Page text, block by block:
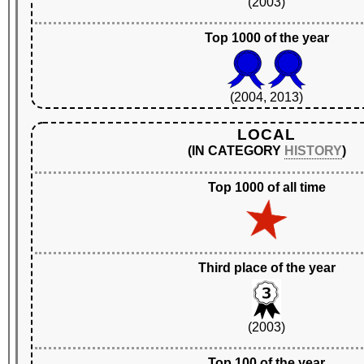
Top 1000 of the year
(2004, 2013)
LOCAL
(IN CATEGORY HISTORY)
Top 1000 of all time
Third place of the year
(2003)